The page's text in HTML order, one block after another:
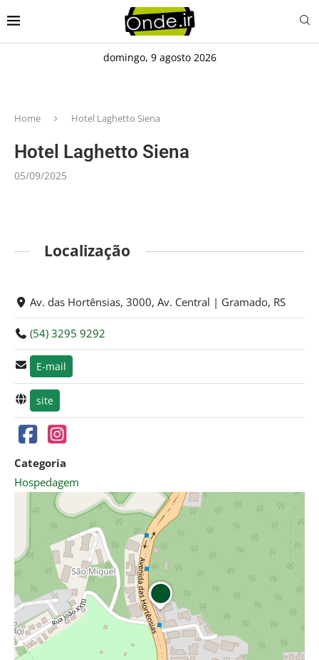
domingo, 9 agosto 2026
Home Hotel Laghetto Siena
Hotel Laghetto Siena
05/09/2025
Localização
Av. das Hortênsias, 3000, Av. Central | Gramado, RS
(54) 3295 9292
E-mail
site
Categoria
Hospedagem